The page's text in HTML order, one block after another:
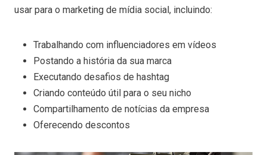
usar para o marketing de mídia social, incluindo:
Trabalhando com influenciadores em vídeos
Postando a história da sua marca
Executando desafios de hashtag
Criando conteúdo útil para o seu nicho
Compartilhamento de notícias da empresa
Oferecendo descontos